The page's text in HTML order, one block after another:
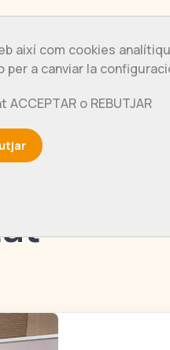
així com cookies
per a canviar la
o REBUTJAR
Grups de